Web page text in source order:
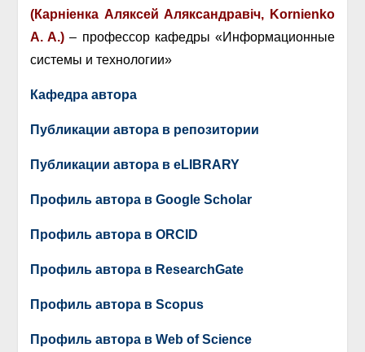
(Карніенка Аляксей Аляксандравіч, Kornienko
A. A.) – профессор кафедры «Информационные
системы и технологии»
Кафедра автора
Публикации автора в репозитории
Публикации автора в eLIBRARY
Профиль автора в Google Scholar
Профиль автора в ORCID
Профиль автора в ResearchGate
Профиль автора в Scopus
Профиль автора в Web of Science